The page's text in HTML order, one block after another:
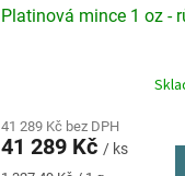
Platinová mince 1 oz -
41 289 Kč bez DPH
41 289 Kč / ks